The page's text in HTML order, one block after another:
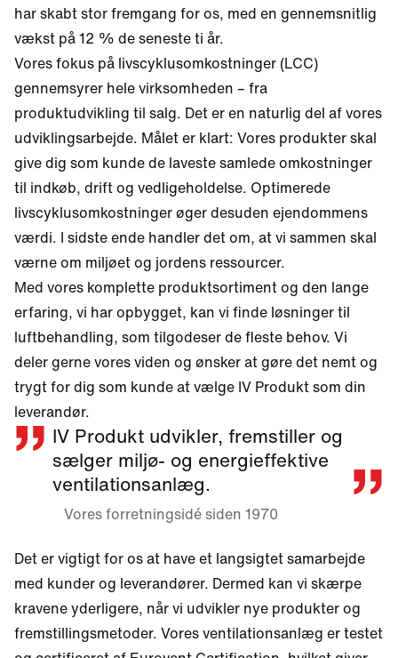
har skabt stor fremgang for os, med en gennemsnitlig
vækst på 12 % de seneste ti år.
Vores fokus på livscyklusomkostninger (LCC)
gennemsyrer hele virksomheden – fra
produktudvikling til salg. Det er en naturlig del af vores
udviklingsarbejde. Målet er klart: Vores produkter skal
give dig som kunde de laveste samlede omkostninger
til indkøb, drift og vedligeholdelse. Optimerede
livscyklusomkostninger øger desuden ejendommens
værdi. I sidste ende handler det om, at vi sammen skal
værne om miljøet og jordens ressourcer.
Med vores komplette produktsortiment og den lange
erfaring, vi har opbygget, kan vi finde løsninger til
luftbehandling, som tilgodeser de fleste behov. Vi
deler gerne vores viden og ønsker at gøre det nemt og
trygt for dig som kunde at vælge IV Produkt som din
leverandør.
IV Produkt udvikler, fremstiller og
sælger miljø- og energieffektive
ventilationsanlæg.
Vores forretningsidé siden 1970
Det er vigtigt for os at have et langsigtet samarbejde
med kunder og leverandører. Dermed kan vi skærpe
kravene yderligere, når vi udvikler nye produkter og
fremstillingsmetoder. Vores ventilationsanlæg er testet